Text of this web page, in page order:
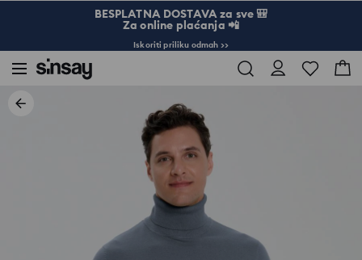
BESPLATNA DOSTAVA za sve 🎒
Za online plaćanja 📲
Iskoriti priliku odmah >>